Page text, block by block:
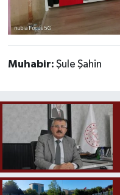
Muhabir: Şule Şahin